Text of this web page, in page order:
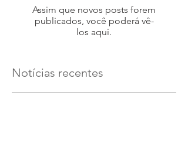
Assim que novos posts forem
publicados, você poderá vê-
los aqui.
Notícias recentes